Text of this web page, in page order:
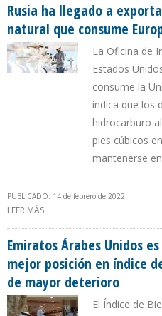
Rusia ha llegado a
natural que consume
La Oficina de
Estados
consume la
indica que los
hidrocarburo
pies cúbicos
mantenerse
PUBLICADO: 14 de febrero de 2022
LEER MÁS
Emiratos Árabes Unidos
mejor posición en índice
de mayor deterioro
El Índice de